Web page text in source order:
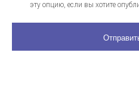
эту опцию, если вы хотите